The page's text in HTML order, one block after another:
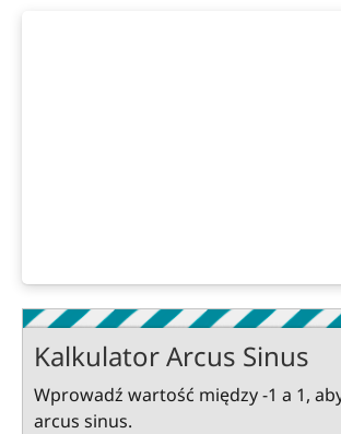
Kalkulator Arcus Sinus
Wprowadź wartość między -1 a 1,
arcus sinus.